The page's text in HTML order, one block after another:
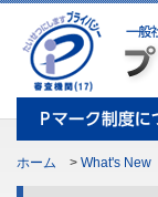
ホーム > What's New